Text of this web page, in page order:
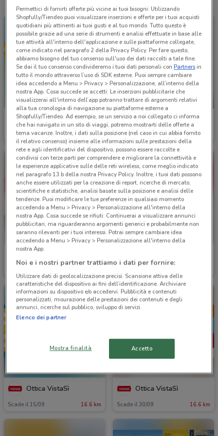
Naïma
Scade il 30/08 7 km
-3 GIORNI
É Qui Parafarmacie
Scade lunedì 13.3 km
YourGoodSkin
Ottica VistaSì
Scade il 15/09 16.6 km
Ottica VistaSì
Scade il 30/09 16.6 km
Permettici di fornirti offerte più vicine ai tuoi bisogni: Utilizzando
Shopfully/Tiendeo puoi visualizzare inserzioni e offerte per i tuoi acquisti
quotidiani più attinenti ai tuoi gusti e al tuo mondo. Tutto questo è
possibile grazie ad una serie di strumenti e analisi effettuate in base alle
tue attività all'interno dell'applicazione e sulle piattaforme collegate,
come indicato nel paragrafo 2 della Privacy Policy. Per fare questo,
abbiamo bisogno del tuo consenso sull'uso dei dati raccolti a tale fine.
Se dai il tuo consenso condivideremo i tuoi dati personali conPartnersin
tutto il mondo attraverso l’uso di SDK esterne. Puoi sempre cambiare
idea accedendo a Menu > Privacy > Personalizzazione, all’interno della
nostra App. Cosa succede se accetti: Le inserzioni pubblicitarie che
visualizzerai all'interno dell’app potranno trattare di argomenti relativi
alla tua cronologia di navigazione su piattaforme esterne a
Shopfully/Tiendeo. Ad esempio, se un servizio a noi collegato ci informa
che hai navigato in un sito di viaggi, potremo mostrarti delle offerte a
tema vacanze. Inoltre, i dati sulla posizione (nel caso in cui abbia fornito
il relativo consenso) insieme alle informazioni sulle prestazioni della
rete e agli identificativi del dispositivo, possono essere raccolte e
condivisi con terze parti per comprendere e migliorare la connettività e
le esperienze applicative sulle delle reti wireless, come meglio indicato
nel paragrafo 13.b della nostra Privacy Policy. Inoltre, i tuoi dati possono
anche essere utilizzati per la creazione di report, ricerche di mercato,
scientifiche e statistiche, analisi basate sulla posizione e analisi delle
tendenze. Puoi modificare le tue preferenze in qualsiasi momento
accedendo a Menu > Privacy > Personalizzazione all'interno della
nostra App. Cosa succede se rifiuti: Continuerai a visualizzare annunci
pubblicitari, ma riguarderanno argomenti generici e probabilmente non
saranno rilevanti per i tuoi interessi. Potrai sempre cambiare idea
accedendo a Menu > Privacy > Personalizzazione all'interno della
nostra App.
Noi e i nostri partner trattiamo i dati per fornire:
Utilizzare dati di geolocalizzazione precisi. Scansione attiva delle
caratteristiche del dispositivo ai fini dell’identificazione. Archiviare
informazioni su dispositivo e/o accedervi. Pubblicità e contenuti
personalizzati, misurazione delle prestazioni dei contenuti e degli
annunci, ricerche sul pubblico, sviluppo di servizi.
Elenco dei partner
Mostra finalità Accetto